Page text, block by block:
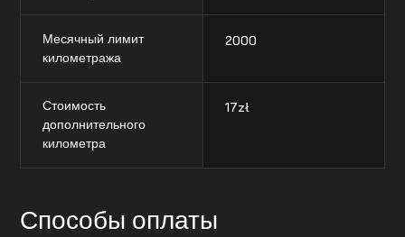
Месячный лимит
километража
2000
Стоимость
дополнительного
километра
17zł
Способы оплаты